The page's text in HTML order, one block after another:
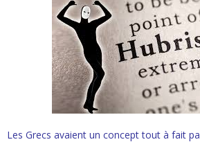
- Ennéagramme
- Triangle de Karpman
- Quality Teams
- L'intelligence émotionnelle
COACHING et CONSULTING
Les Grecs avaient un concept tout à fait